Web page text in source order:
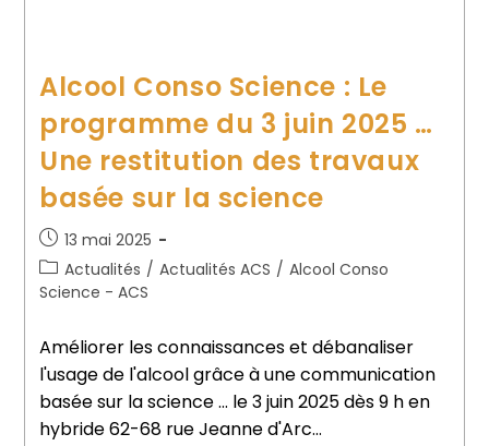
Alcool Conso Science : Le
programme du 3 juin 2025 …
Une restitution des travaux
basée sur la science
13 mai 2025
Actualités / Actualités ACS / Alcool Conso
Science - ACS
Améliorer les connaissances et débanaliser
l'usage de l'alcool grâce à une communication
basée sur la science ... le 3 juin 2025 dès 9 h en
hybride 62-68 rue Jeanne d'Arc…